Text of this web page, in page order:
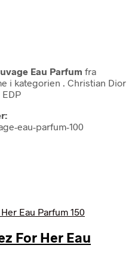
Eau Parfum fra
i kategorien . Christian Dior
eau-parfum-100
For Her Eau